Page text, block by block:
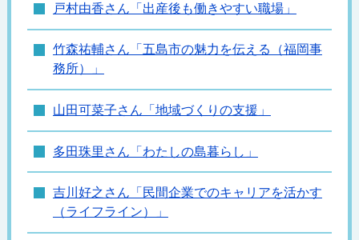
戸村由香さん「出産後も働きやすい職場」
竹森祐輔さん「五島市の魅力を伝える（福岡事
務所）」
山田可菜子さん「地域づくりの支援」
多田珠里さん「わたしの島暮らし」
吉川好之さん「民間企業でのキャリアを活かす
（ライフライン）」